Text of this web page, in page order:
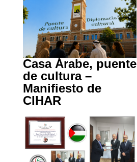
Casa Árabe, puente
de cultura –
Manifiesto de
CIHAR